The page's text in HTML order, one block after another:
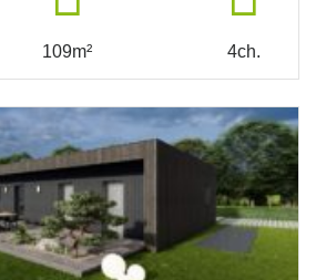
109m² 4ch.